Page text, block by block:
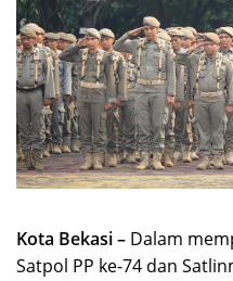
Kota Bekasi – Dalam
Satpol PP ke-74 dan